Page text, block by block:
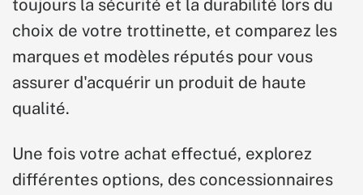
toujours la sécurité et la durabilité lors du
choix de votre trottinette, et comparez les
marques et modèles réputés pour vous
assurer d'acquérir un produit de haute
qualité.
Une fois votre achat effectué, explorez
différentes options, des concessionnaires